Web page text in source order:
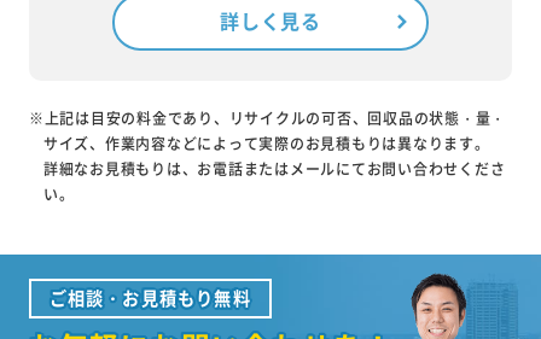
詳しく見る
※上記は目安の料金であり、リサイクルの可否、回収品の状態・量・
サイズ、作業内容などによって実際のお見積もりは異なります。
詳細なお見積もりは、お電話またはメールにてお問い合わせくださ
い。
ご相談・お見積もり無料